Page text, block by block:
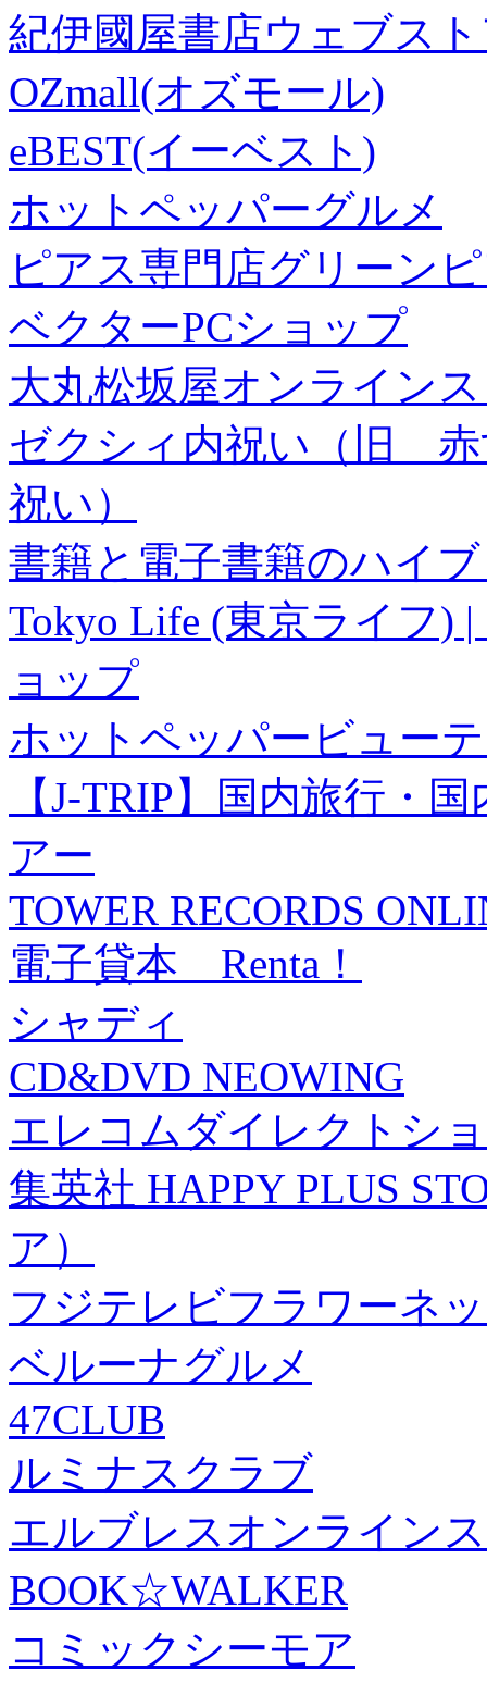
紀伊國屋書店ウェブス
OZmall(オズモール)
eBEST(イーベスト)
ホットペッパーグルメ
ピアス専門店グリーン
ベクターPCショップ
大丸松坂屋オンライン
ゼクシィ内祝い（旧 赤
祝い）
書籍と電子書籍のハイ
Tokyo Life (東京ライフ)
ョップ
ホットペッパービュー
【J-TRIP】国内旅行・
アー
TOWER RECORDS
電子貸本 Renta！
シャディ
CD&DVD NEOWING
エレコムダイレクトシ
集英社 HAPPY PLUS
ア）
フジテレビフラワーネ
ベルーナグルメ
47CLUB
ルミナスクラブ
エルブレスオンライン
BOOK☆WALKER
コミックシーモア